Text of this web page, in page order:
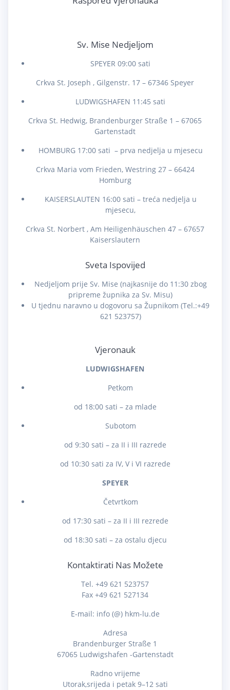
Sv. Mise Nedjeljom
SPEYER 09:00 sati
Crkva St. Joseph , Gilgenstr. 17 – 67346 Speyer
LUDWIGSHAFEN 11:45 sati
Crkva St. Hedwig, Brandenburger Straße 1 – 67065
Gartenstadt
HOMBURG 17:00 sati – prva nedjelja u mjesecu
Crkva Maria vom Frieden, Westring 27 – 66424
Homburg
KAISERSLAUTEN 16:00 sati – treća nedjelja u
mjesecu,
Crkva St. Norbert , Am Heiligenhäuschen 47 – 67657
Kaiserslautern
Sveta Ispovijed
Nedjeljom prije Sv. Mise (najkasnije do 11:30 zbog
pripreme župnika za Sv. Misu)
U tjednu naravno u dogovoru sa Župnikom (Tel.:+49
621 523757)
Vjeronauk
LUDWIGSHAFEN
Petkom
od 18:00 sati – za mlade
Subotom
od 9:30 sati – za II i III razrede
od 10:30 sati za IV, V i VI razrede
SPEYER
Četvrtkom
od 17:30 sati – za II i III rezrede
od 18:30 sati – za ostalu djecu
Kontaktirati Nas Možete
Tel. +49 621 523757
Fax +49 621 527134
E-mail: info (@) hkm-lu.de
Adresa
Brandenburger Straße 1
67065 Ludwigshafen -Gartenstadt
Radno vrijeme
Utorak,srijeda i petak 9–12 sati